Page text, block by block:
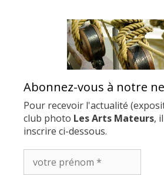
Abonnez-vous à notre
Pour recevoir l'actualité
club photo Les Arts Mateurs,
inscrire ci-dessous.
prénom